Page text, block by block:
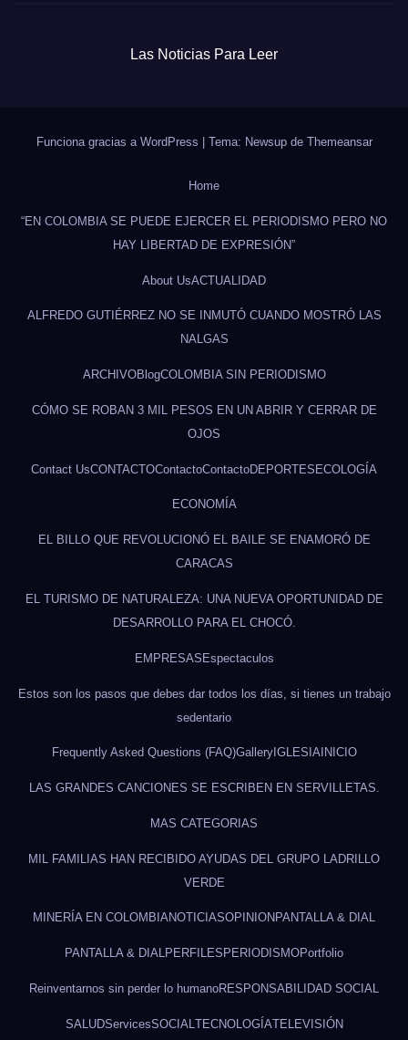
Las Noticias Para Leer
Funciona gracias a WordPress | Tema: Newsup de Themeansar
Home
“EN COLOMBIA SE PUEDE EJERCER EL PERIODISMO PERO NO
HAY LIBERTAD DE EXPRESIÓN”
About UsACTUALIDAD
ALFREDO GUTIÉRREZ NO SE INMUTÓ CUANDO MOSTRÓ LAS
NALGAS
ARCHIVOBlogCOLOMBIA SIN PERIODISMO
CÓMO SE ROBAN 3 MIL PESOS EN UN ABRIR Y CERRAR DE
OJOS
Contact UsCONTACTOContactoContactoDEPORTESECOLOGÍA
ECONOMÍA
EL BILLO QUE REVOLUCIONÓ EL BAILE SE ENAMORÓ DE
CARACAS
EL TURISMO DE NATURALEZA: UNA NUEVA OPORTUNIDAD DE
DESARROLLO PARA EL CHOCÓ.
EMPRESAS Espectaculos
Estos son los pasos que debes dar todos los días, si tienes un trabajo
sedentario
Frequently Asked Questions (FAQ)GalleryIGLESIAINICIO
LAS GRANDES CANCIONES SE ESCRIBEN EN SERVILLETAS.
MAS CATEGORIAS
MIL FAMILIAS HAN RECIBIDO AYUDAS DEL GRUPO LADRILLO
VERDE
MINERÍA EN COLOMBIANOTICIASOPINION PANTALLA & DIAL
PANTALLA & DIALPERFILES PERIODISMOPortfolio
Reinventarnos sin perder lo humanoRESPONSABILIDAD SOCIAL
SALUDServicesSOCIAL TECNOLOGÍATELEVISIÓN